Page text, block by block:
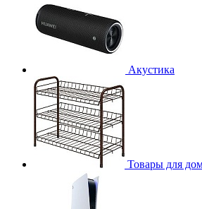
Акустика
Товары для